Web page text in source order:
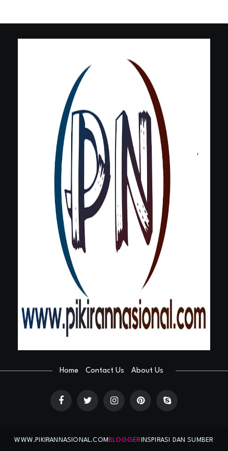
Home Contact Us About Us
WWW.PIKIRANNASIONAL.COM BLOGGER INSPIRASI DAN SUMBER